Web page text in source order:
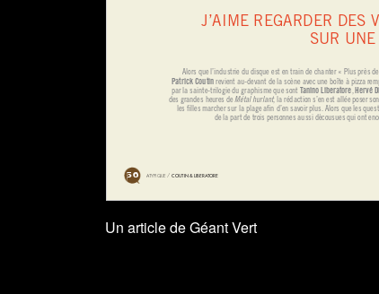
Un article de Géant Vert